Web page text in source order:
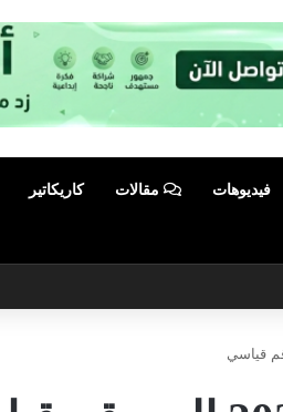
فيديوهات مقالات كاريكاتير